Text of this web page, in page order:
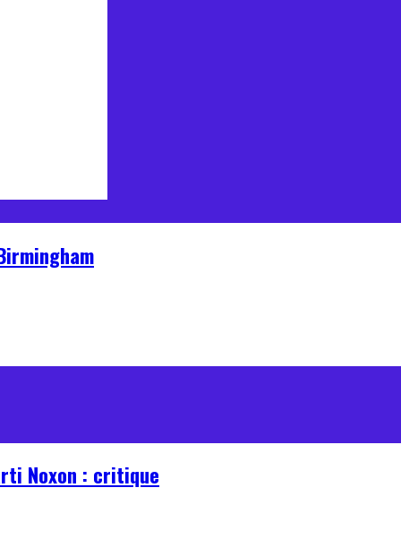
Noxon : critique